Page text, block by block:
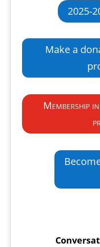
2025-
Make a
Membership